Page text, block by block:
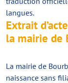
langues.
Extrait
la mairie de
La mairie de
naissance sans